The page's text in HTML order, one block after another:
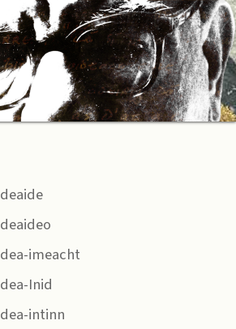
deaide
deaideo
dea-imeacht
dea-Inid
dea-intinn